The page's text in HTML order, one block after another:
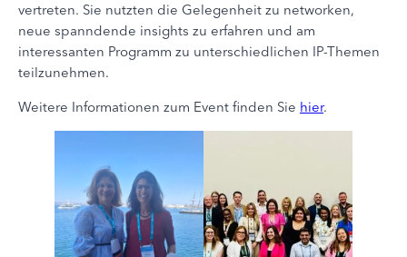
vertreten. Sie nutzten die Gelegenheit zu networken,
neue spanndende insights zu erfahren und am
interessanten Programm zu unterschiedlichen IP-Themen
teilzunehmen.
Weitere Informationen zum Event finden Sie hier.